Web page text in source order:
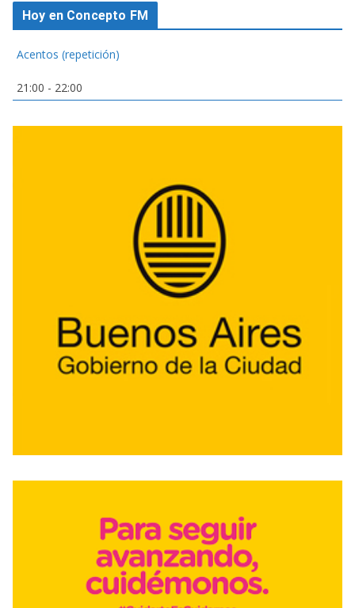
Hoy en Concepto FM
Acentos (repetición)
21:00 - 22:00